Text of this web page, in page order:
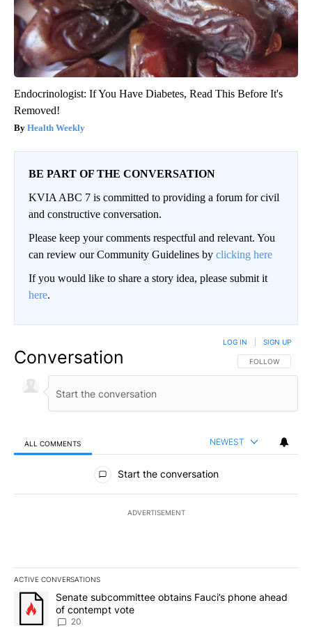
Endocrinologist: If You Have Diabetes, Read This Before It's
Removed!
Health Weekly
BE PART OF THE CONVERSATION
KVIA ABC 7 is committed to providing a forum for civil
and constructive conversation.
Please keep your comments respectful and relevant. You
can review our Community Guidelines by clicking here
If you would like to share a story idea, please submit it
here.
Conversation FOLLOW THIS
FOLLOW
LOG IN SIGN UP
ALL COMMENTS NEWEST
All Comments
Start the conversation
ADVERTISEMENT
ACTIVE CONVERSATIONS
The following is a list of the most commented articles in the last
A trending article titled "Senate subcommittee obtains Fauci’s
Senate subcommittee obtains Fauci’s phone ahead
of contempt vote
20